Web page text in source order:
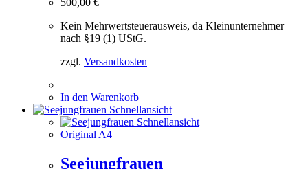
Kein Mehrwertsteuerausweis, da Kleinunternehmer
nach §19 (1) UStG.
zzgl. Versandkosten
In den Warenkorb
Schnellansicht
Schnellansicht
Original A4
Seejungfrauen